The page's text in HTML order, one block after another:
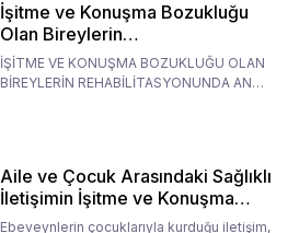
İşitme ve Konuşma Bozukluğu
Olan Bireylerin
Rehabilitasyonunda Ana
Babaların Tutumları
İŞİTME VE KONUŞMA BOZUKLUĞU OLAN
BİREYLERİN REHABİLİTASYONUNDA ANA
Aile ve Çocuk Arasındaki Sağlıklı
İletişimin İşitme ve Konuşma
Rehabilitasyonundaki Rolü
Ebeveynlerin çocuklarıyla kurduğu iletişim,